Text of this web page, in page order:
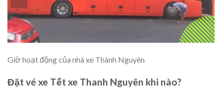
Giờ hoạt động của nhà xe Thành Nguyên
Đặt vé xe Tết xe Thanh Nguyên khi nào?